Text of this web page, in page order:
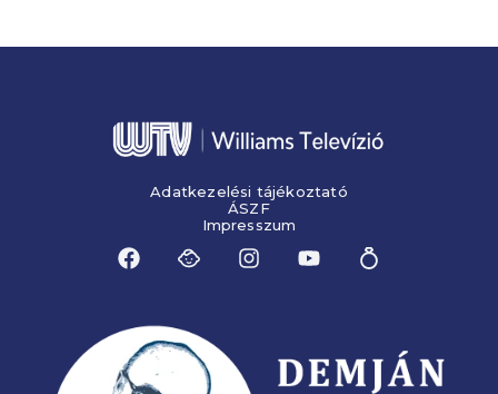
Adatkezelési tájékoztató
ÁSZF
Impresszum